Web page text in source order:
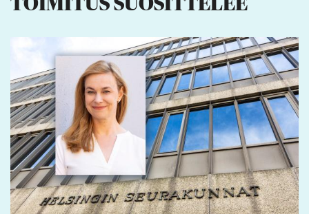
TOIMITUS SUOSITTELEE